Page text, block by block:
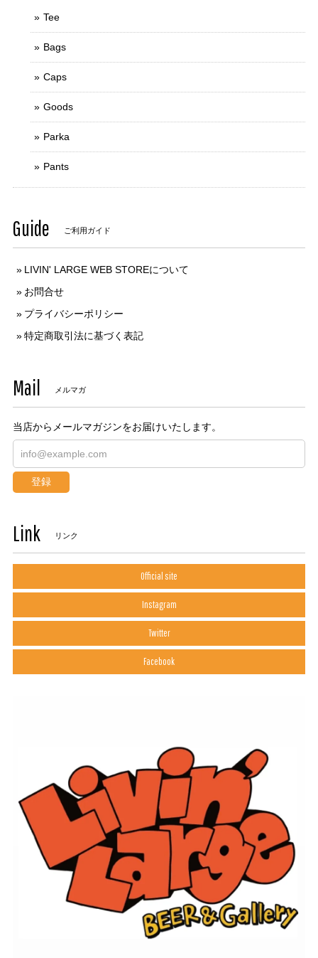
Tee
Bags
Caps
Goods
Parka
Pants
Guide ご利用ガイド
LIVIN' LARGE WEB STOREについて
お問合せ
プライバシーポリシー
特定商取引法に基づく表記
Mail メルマガ
当店からメールマガジンをお届けいたします。
登録
Link リンク
Official site
Instagram
Twitter
Facebook